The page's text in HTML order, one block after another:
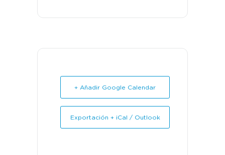
+ Añadir Google Calendar
Exportación + iCal / Outlook